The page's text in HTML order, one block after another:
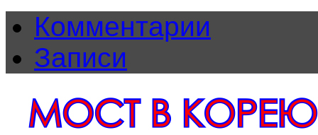
Комментарии
Записи